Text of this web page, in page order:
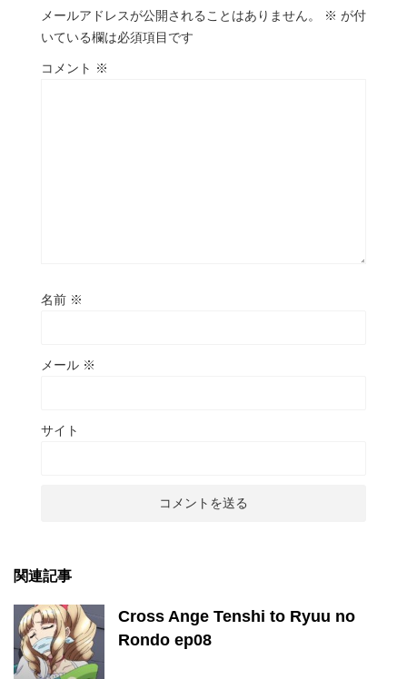
メールアドレスが公開されることはありません。 ※ が付
いている欄は必須項目です
コメント ※
名前 ※
メール ※
サイト
関連記事
Cross Ange Tenshi to Ryuu no
Rondo ep08